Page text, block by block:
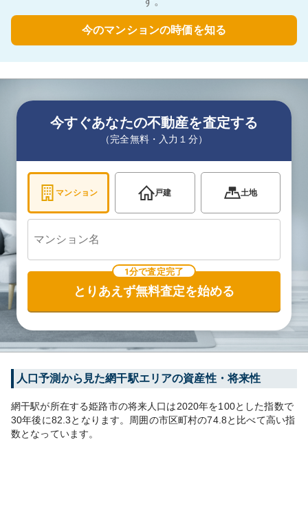
今のマンションの時価を知る
今すぐあなたの不動産を査定する
（完全無料・入力１分）
マンション 戸建 土地
1分で査定完了
とりあえず無料査定を始める
人口予測から見た網干駅エリアの資産性・将来性
網干駅が所在する姫路市の将来人口は2020年を100とした指数で
30年後に82.3となります。 周囲の市区町村の74.8と比べて高い指
数となっています。